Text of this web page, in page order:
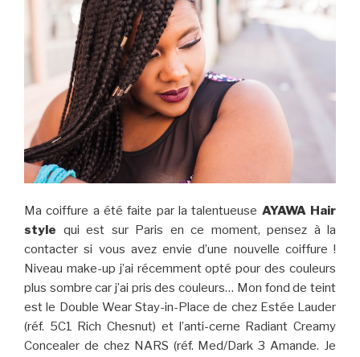
Ma coiffure a été faite par la talentueuse AYAWA Hair
style qui est sur Paris en ce moment, pensez à la
contacter si vous avez envie d’une nouvelle coiffure !
Niveau make-up j’ai récemment opté pour des couleurs
plus sombre car j’ai pris des couleurs… Mon fond de teint
est le Double Wear Stay-in-Place de chez Estée Lauder
(réf. 5C1 Rich Chesnut) et l’anti-cerne Radiant Creamy
Concealer de chez NARS (réf. Med/Dark 3 Amande. Je